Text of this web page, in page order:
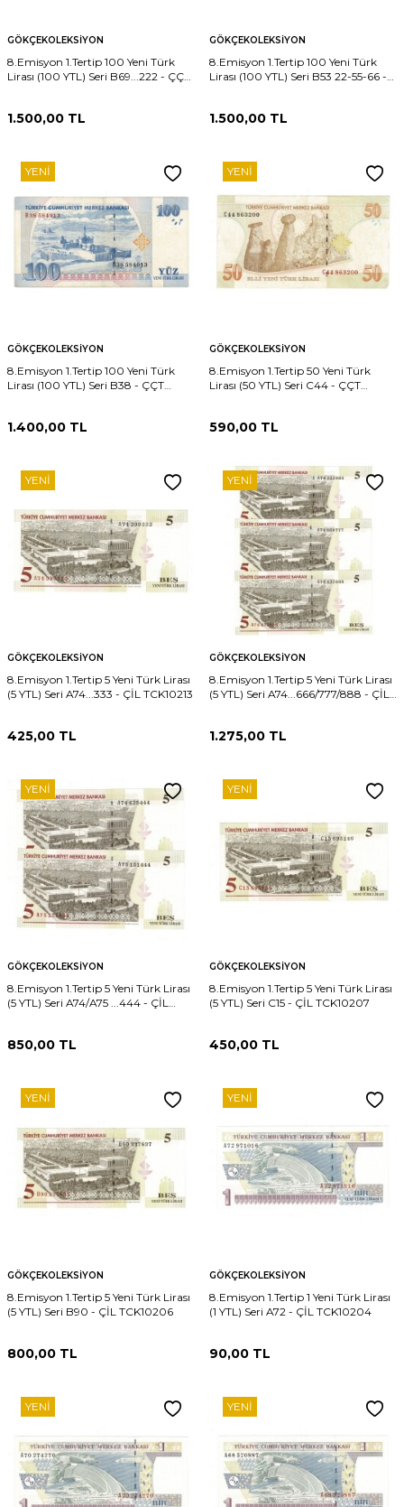
GÖKÇEKOLEKSIYON
8.Emisyon 1.Tertip 100 Yeni Türk
Lirası (100 YTL) Seri B69...222 - ÇÇT
1.500,00 TL
GÖKÇEKOLEKSIYON
8.Emisyon 1.Tertip 100 Yeni Türk
Lirası (100 YTL) Seri B53 22-55-66 -
1.500,00 TL
YENI
GÖKÇEKOLEKSIYON
8.Emisyon 1.Tertip 100 Yeni Türk
Lirası (100 YTL) Seri B38 - ÇÇT
1.400,00 TL
YENI
GÖKÇEKOLEKSIYON
8.Emisyon 1.Tertip 50 Yeni Türk
Lirası (50 YTL) Seri C44 - ÇÇT
590,00 TL
YENI
GÖKÇEKOLEKSIYON
8.Emisyon 1.Tertip 5 Yeni Türk Lirası
(5 YTL) Seri A74...333 - ÇİL TCK10213
425,00 TL
YENI
GÖKÇEKOLEKSIYON
8.Emisyon 1.Tertip 5 Yeni Türk Lirası
(5 YTL) Seri A74...666/777/888 - ÇİL
1.275,00 TL
YENI
GÖKÇEKOLEKSIYON
8.Emisyon 1.Tertip 5 Yeni Türk Lirası
(5 YTL) Seri A74/A75 ...444 - ÇİL
850,00 TL
YENI
GÖKÇEKOLEKSIYON
8.Emisyon 1.Tertip 5 Yeni Türk Lirası
(5 YTL) Seri C15 - ÇİL TCK10207
450,00 TL
YENI
GÖKÇEKOLEKSIYON
8.Emisyon 1.Tertip 5 Yeni Türk Lirası
(5 YTL) Seri B90 - ÇİL TCK10206
800,00 TL
YENI
GÖKÇEKOLEKSIYON
8.Emisyon 1.Tertip 1 Yeni Türk Lirası
(1 YTL) Seri A72 - ÇİL TCK10204
90,00 TL
YENI YENI